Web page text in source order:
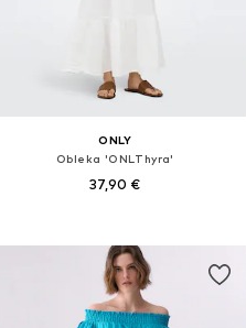
ONLY
Obleka 'ONLThyra'
37,90 €
Dodaj v košarico